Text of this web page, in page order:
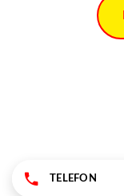
TELEFON